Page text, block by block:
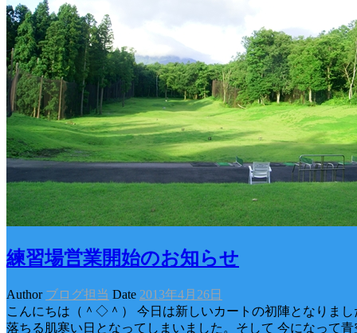
練習場営業開始のお知らせ
Author ブログ担当 Date 2013年4月26日
こんにちは（＾◇＾） 今日は新しいカートの初陣となりま
落ちる肌寒い日となってしまいました。そして 今になって